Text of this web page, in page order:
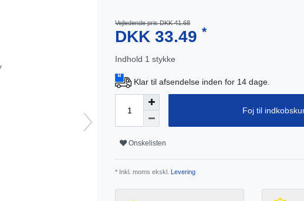
Vejledende pris DKK 41.68
DKK 33.49 *
Indhold 1 stykke
Klar til afsendelse inden for 14 dage.
Foj til
Onskelisten
* Inkl. moms ekskl. Levering